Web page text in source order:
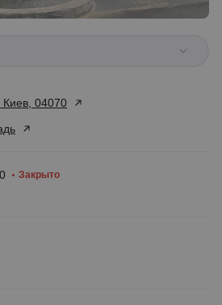
Киев, 04070
Закрыто